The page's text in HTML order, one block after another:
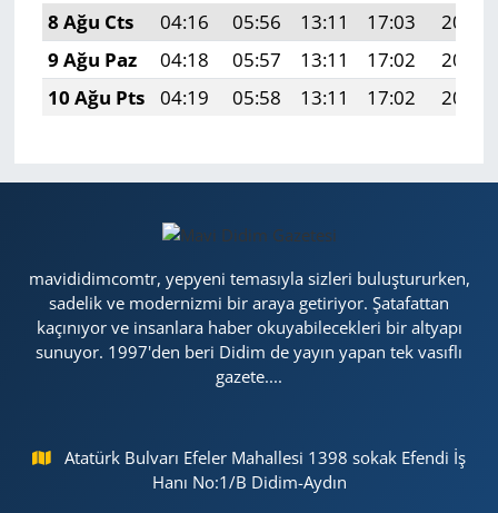
8 Ağu Cts
04:16 05:56 13:11 17:03
20:16
9 Ağu Paz
04:18 05:57 13:11 17:02
20:15
10 Ağu Pts
04:19 05:58 13:11 17:02 20:13
mavididimcomtr, yepyeni temasıyla sizleri buluştururken,
sadelik ve modernizmi bir araya getiriyor. Şatafattan
kaçınıyor ve insanlara haber okuyabilecekleri bir altyapı
sunuyor. 1997'den beri Didim de yayın yapan tek vasıflı
gazete....
Atatürk Bulvarı Efeler Mahallesi 1398 sokak Efendi İş
Hanı No:1/B Didim-Aydın